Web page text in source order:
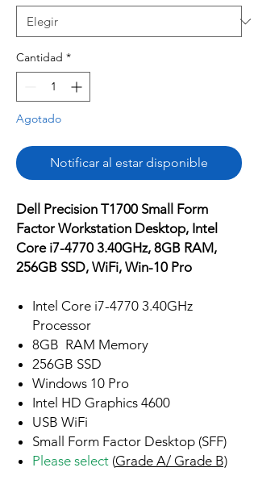
Cantidad *
Agotado
Notificar al estar disponible
Dell Precision T1700 Small Form
Factor Workstation Desktop, Intel
Core i7-4770 3.40GHz, 8GB RAM,
256GB SSD, WiFi, Win-10 Pro
Intel Core i7-4770 3.40GHz
Processor
8GB RAM Memory
256GB SSD
Windows 10 Pro
Intel HD Graphics 4600
USB WiFi
Small Form Factor Desktop (SFF)
Please select (Grade A/ Grade B)